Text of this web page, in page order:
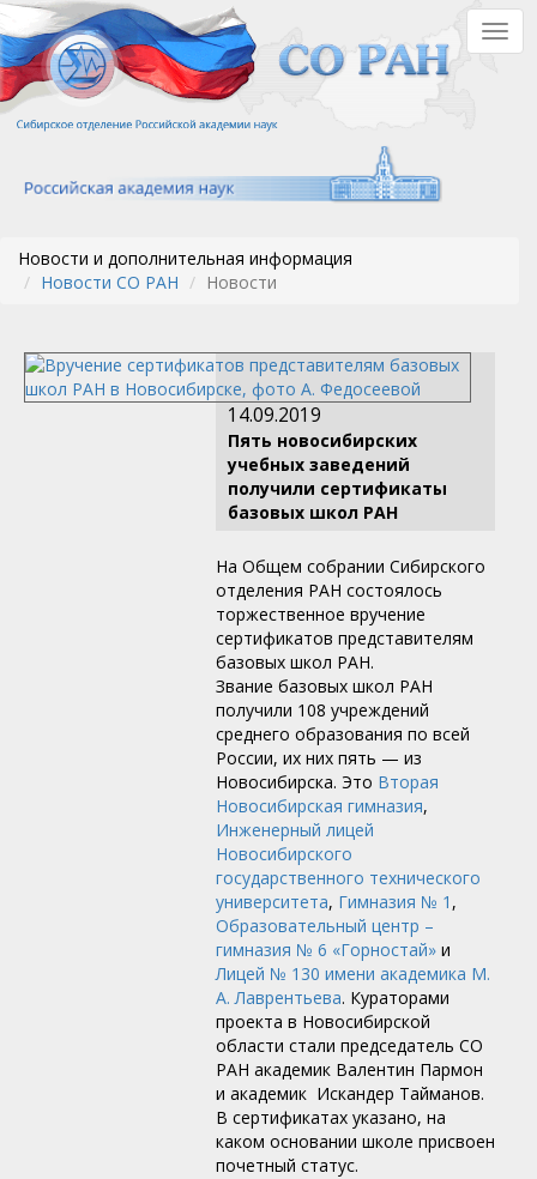
Перейти
к
основному
содержанию
Новости и дополнительная информация
Новости СО РАН
Новости
14.09.2019
Пять новосибирских
учебных заведений
получили сертификаты
базовых школ РАН
На Общем собрании Сибирского
отделения РАН состоялось
торжественное вручение
сертификатов представителям
базовых школ РАН.
Звание базовых школ РАН
получили 108 учреждений
среднего образования по всей
России, их них пять — из
Новосибирска. Это Вторая
Новосибирская гимназия,
Инженерный лицей
Новосибирского
государственного технического
университета, Гимназия № 1 ,
Образовательный центр –
гимназия № 6 «Горностай» и
Лицей № 130 имени академика М.
А. Лаврентьева. Кураторами
проекта в Новосибирской
области стали председатель СО
РАН академик Валентин Пармон
и академик Искандер Тайманов.
В сертификатах указано, на
каком основании школе присвоен
почетный статус.